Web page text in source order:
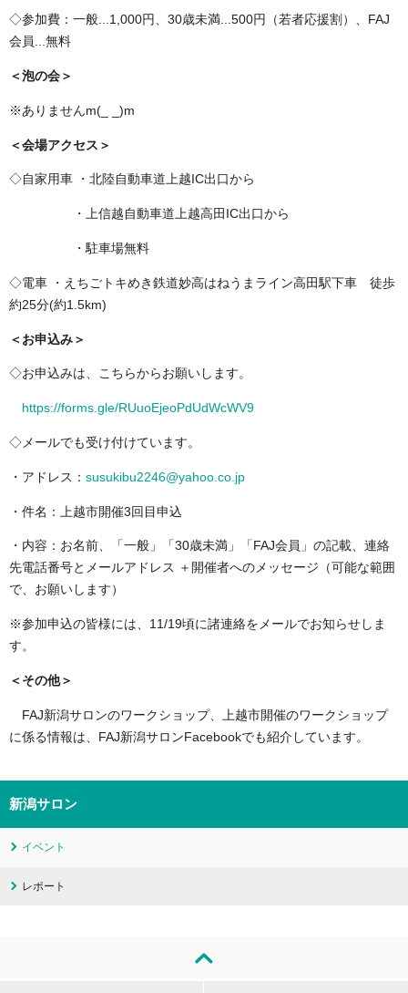
◇参加費：一般...1,000円、30歳未満...500円（若者応援割）、FAJ
会員...無料
＜泡の会＞
※ありませんm(_ _)m
＜会場アクセス＞
◇自家用車 ・北陸自動車道上越IC出口から
・上信越自動車道上越高田IC出口から
・駐車場無料
◇電車 ・えちごトキめき鉄道妙高はねうまライン高田駅下車 徒歩
約25分(約1.5km)
＜お申込み＞
◇お申込みは、こちらからお願いします。
https://forms.gle/RUuoEjeoPdUdWcWV9
◇メールでも受け付けています。
・アドレス： susukibu2246@yahoo.co.jp
・件名：上越市開催3回目申込
・内容：お名前、「一般」「30歳未満」「FAJ会員」の記載、連絡
先電話番号とメールアドレス ＋開催者へのメッセージ（可能な範囲
で、お願いします）
※参加申込の皆様には、11/19頃に諸連絡をメールでお知らせしま
す。
＜その他＞
FAJ新潟サロンのワークショップ、上越市開催のワークショップ
に係る情報は、FAJ新潟サロンFacebookでも紹介しています。
新潟サロン
イベント
レポート